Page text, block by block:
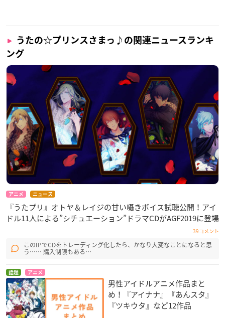
うたの☆プリンスさまっ♪の関連ニュースランキ
ング
アニメ ニュース
『うたプリ』オトヤ＆レイジの甘い囁きボイス試聴公開！アイ
ドル11人による”シチュエーション”ドラマCDがAGF2019に登場
39コメント
このIPでCDをトレーディング化したら、かなり大変なことになると思
う…… 購入制限もある…
話題 アニメ
男性アイドルアニメ作品まと
め！『アイナナ』『あんスタ』
『ツキウタ』など12作品